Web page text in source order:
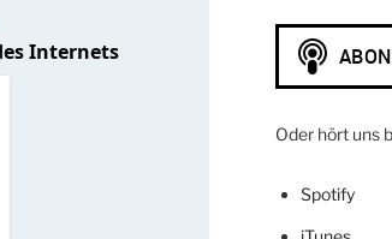
Oder hört uns
Spotify